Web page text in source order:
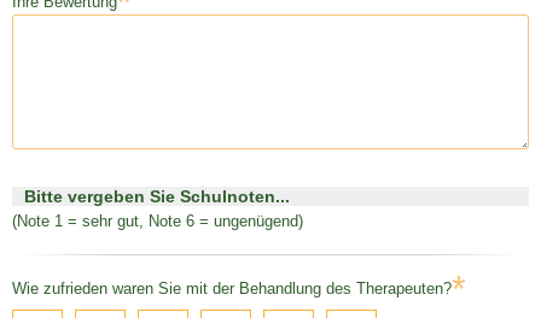
Bitte vergeben Sie Schulnoten...
(Note 1 = sehr gut, Note 6 = ungenügend)
Wie zufrieden waren Sie mit der Behandlung des Therapeuten?*